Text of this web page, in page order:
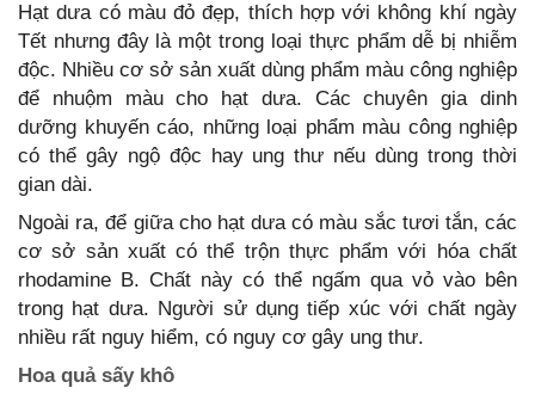
Hạt dưa có màu đỏ đẹp, thích hợp với không khí ngày
Tết nhưng đây là một trong loại thực phẩm dễ bị nhiễm
độc. Nhiều cơ sở sản xuất dùng phẩm màu công nghiệp
để nhuộm màu cho hạt dưa. Các chuyên gia dinh
dưỡng khuyến cáo, những loại phẩm màu công nghiệp
có thể gây ngộ độc hay ung thư nếu dùng trong thời
gian dài.
Ngoài ra, để giữa cho hạt dưa có màu sắc tươi tắn, các
cơ sở sản xuất có thể trộn thực phẩm với hóa chất
rhodamine B. Chất này có thể ngấm qua vỏ vào bên
trong hạt dưa. Người sử dụng tiếp xúc với chất ngày
nhiều rất nguy hiểm, có nguy cơ gây ung thư.
Hoa quả sấy khô